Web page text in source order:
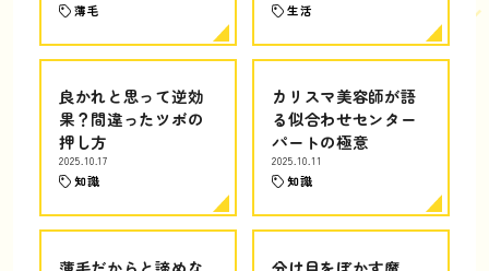
薄毛 生活
良かれと思って逆効
果？間違ったツボの
押し方
2025.10.17
知識
カリスマ美容師が語
る似合わせセンター
パートの極意
2025.10.11
知識